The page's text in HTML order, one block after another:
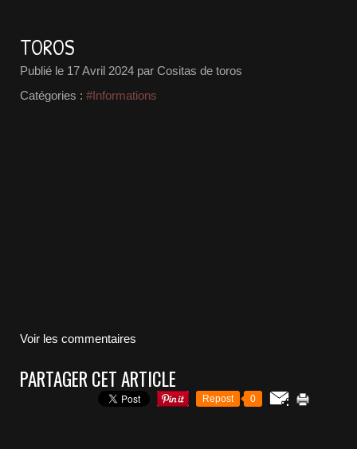
TOROS
Publié le 17 Avril 2024 par Cositas de toros
Catégories : #Informations
Voir les commentaires
PARTAGER CET ARTICLE
Repost 0